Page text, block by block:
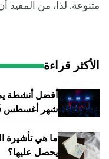
متنوعة. لذا، من المفيد
الأكثر قراءة
أفضل أنشطة
شهر أغسطس 2026
ما هي تأشيرة
يحصل عليها؟